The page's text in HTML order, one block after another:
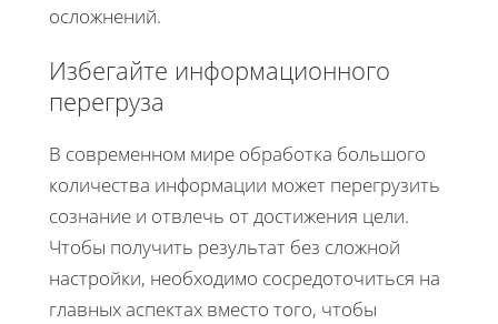
осложнений.
Избегайте информационного
перегруза
В современном мире обработка большого
количества информации может перегрузить
сознание и отвлечь от достижения цели.
Чтобы получить результат без сложной
настройки, необходимо сосредоточиться на
главных аспектах вместо того, чтобы